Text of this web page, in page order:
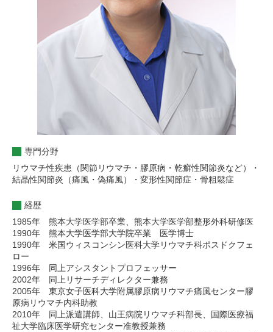
専門分野
リウマチ性疾患（関節リウマチ・膠原病・乾癬性関節炎など）・
結晶性関節炎（痛風・偽痛風）・変形性関節症・骨粗鬆症
経歴
1985年 熊本大学医学部卒業、熊本大学医学部整形外科研修医
1990年 熊本大学医学部大学院卒業 医学博士
1990年 米国ウィスコンシン医科大学リウマチ科ポスドクフェ
ロー
1996年 同上アシスタントプロフェッサー
2002年 同上リサーチディレクター兼務
2005年 東京女子医科大学附属膠原病リウマチ痛風センター膠
原病リウマチ内科助教
2010年 同上派遣講師、山王病院リウマチ科部長、国際医療福
祉大学臨床医学研究センター准教授兼務